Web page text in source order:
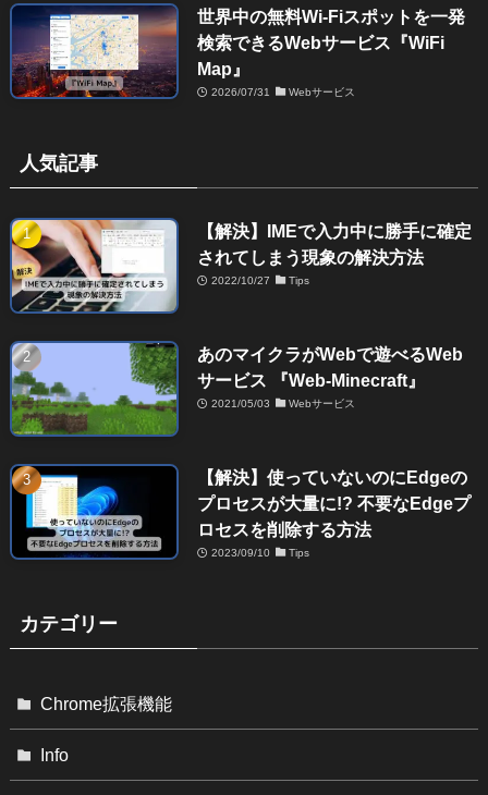
世界中の無料Wi-Fiスポットを一発
検索できるWebサービス『WiFi
Map』
2026/07/31 Webサービス
人気記事
【解決】IMEで入力中に勝手に確定
されてしまう現象の解決方法
2022/10/27 Tips
あのマイクラがWebで遊べるWeb
サービス 『Web-Minecraft』
2021/05/03 Webサービス
【解決】使っていないのにEdgeの
プロセスが大量に!? 不要なEdgeプ
ロセスを削除する方法
2023/09/10 Tips
カテゴリー
Chrome拡張機能
Info